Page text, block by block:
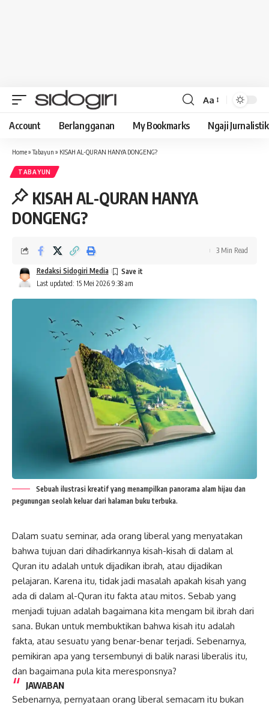
Font
Resizer
Aa
Account Berlangganan My Bookmarks Ngaji Jurnalistik
Home»Tabayun » KISAH AL-QURAN HANYA DONGENG?
TABAYUN
KISAH AL-QURAN HANYA
DONGENG?
Last updated: 15 Mei 2026 9:38 am
Redaksi Sidogiri Media
3 Min Read
Sebuah ilustrasi kreatif yang menampilkan panorama alam hijau dan
pegunungan seolah keluar dari halaman buku terbuka.
Dalam suatu seminar, ada orang liberal yang menyatakan
bahwa tujuan dari dihadirkannya kisah-kisah di dalam al
Quran itu adalah untuk dijadikan ibrah, atau dijadikan
pelajaran. Karena itu, tidak jadi masalah apakah kisah yang
ada di dalam al-Quran itu fakta atau mitos. Sebab yang
menjadi tujuan adalah bagaimana kita mengam bil ibrah dari
sana. Bukan untuk membuktikan bahwa kisah itu adalah
fakta, atau sesuatu yang benar-benar terjadi. Sebenarnya,
pemikiran apa yang tersembunyi di balik narasi liberalis itu,
dan bagaimana pula kita meresponsnya?
JAWABAN
Sebenarnya, pernyataan orang liberal semacam itu bukan